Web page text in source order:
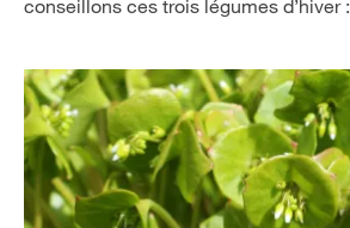
conseillons ces trois légumes d’hiver :